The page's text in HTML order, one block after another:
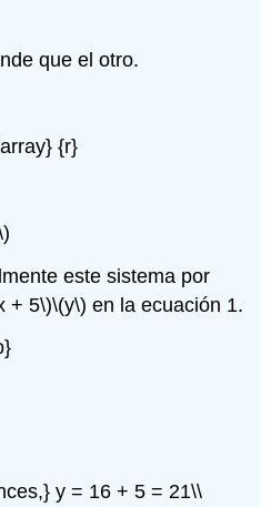
que el otro.
{r}
este sistema por
+ 5\)\(y\) en la ecuación 1.
y = 16 + 5 = 21\\